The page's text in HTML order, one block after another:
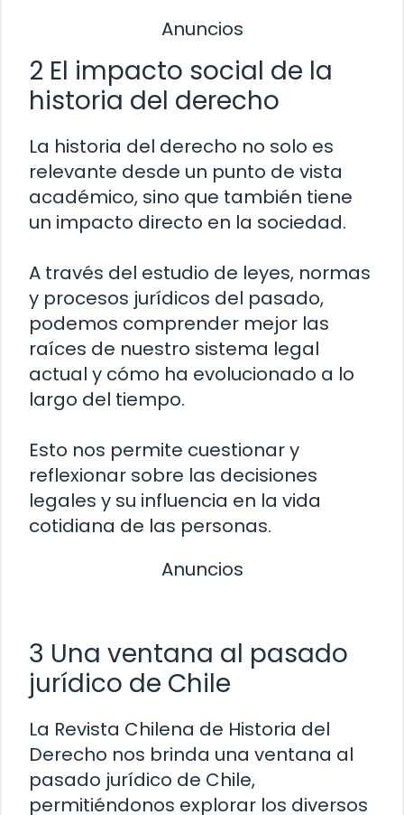
Anuncios
2 El impacto social de la
historia del derecho
La historia del derecho no solo es
relevante desde un punto de vista
académico, sino que también tiene
un impacto directo en la sociedad.
A través del estudio de leyes, normas
y procesos jurídicos del pasado,
podemos comprender mejor las
raíces de nuestro sistema legal
actual y cómo ha evolucionado a lo
largo del tiempo.
Esto nos permite cuestionar y
reflexionar sobre las decisiones
legales y su influencia en la vida
cotidiana de las personas.
Anuncios
3 Una ventana al pasado
jurídico de Chile
La Revista Chilena de Historia del
Derecho nos brinda una ventana al
pasado jurídico de Chile,
permitiéndonos explorar los diversos